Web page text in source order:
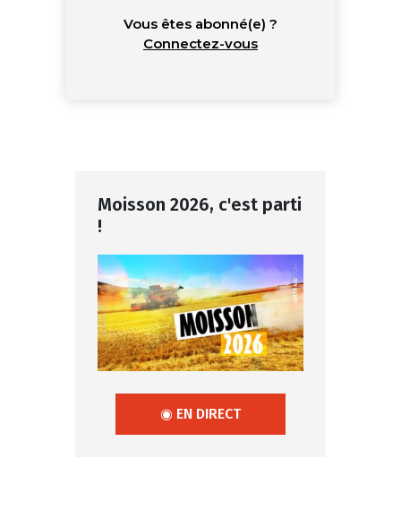
Vous êtes abonné(e) ?
Connectez-vous
Moisson 2026, c'est parti
!
◉ EN DIRECT